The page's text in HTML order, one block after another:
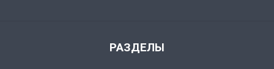
РАЗДЕЛЫ